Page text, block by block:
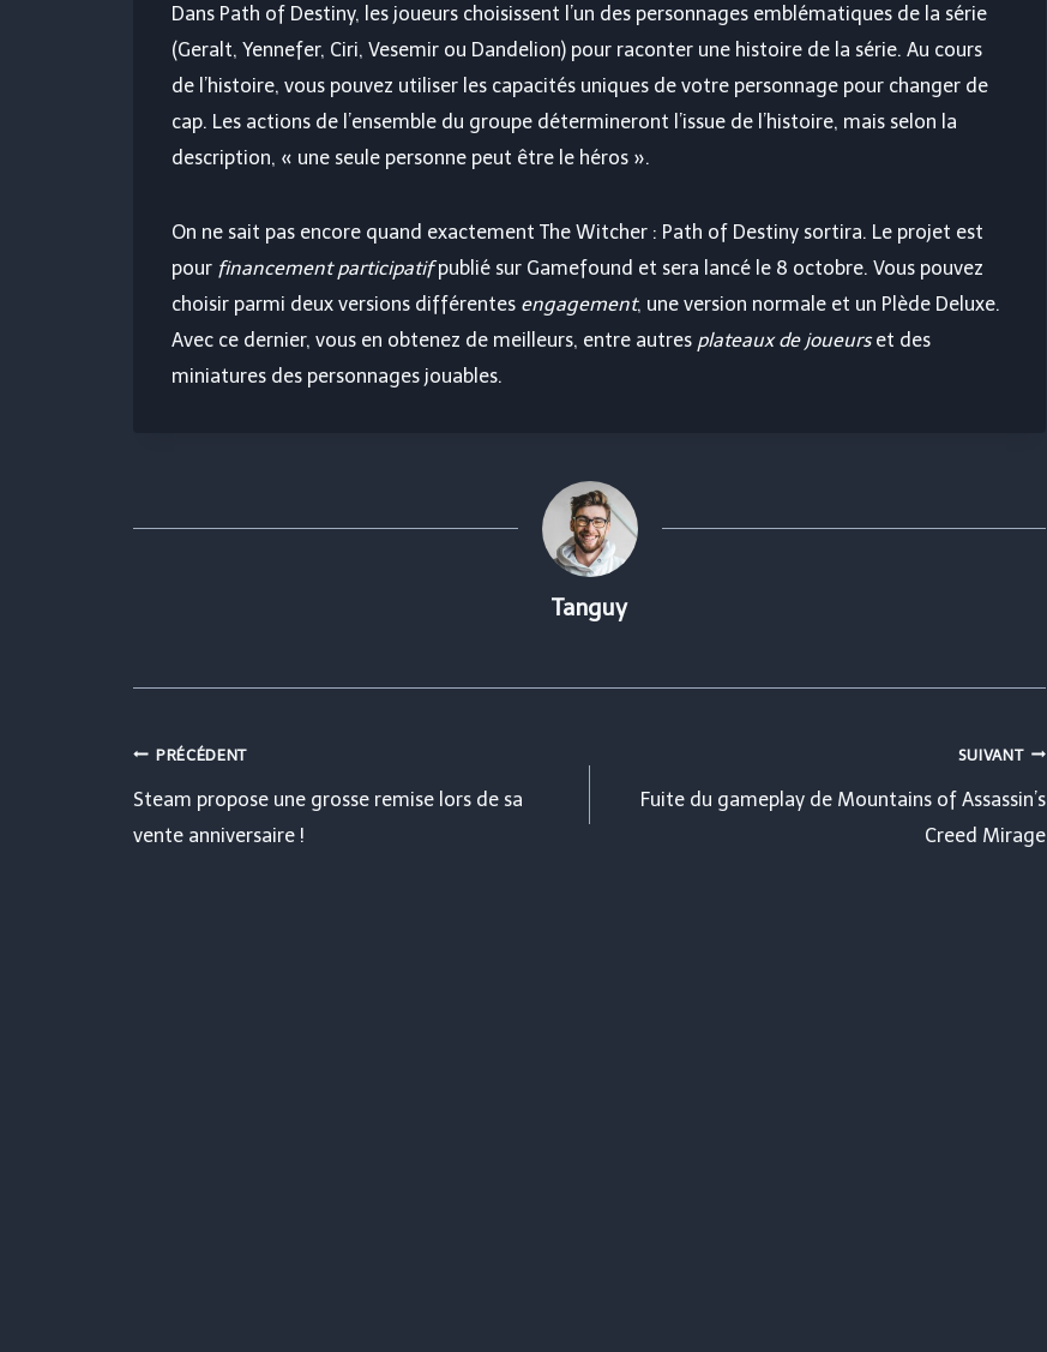
Dans Path of Destiny, les joueurs choisissent l’un des personnages emblématiques de la série
(Geralt, Yennefer, Ciri, Vesemir ou Dandelion) pour raconter une histoire de la série. Au cours
de l’histoire, vous pouvez utiliser les capacités uniques de votre personnage pour changer de
cap. Les actions de l’ensemble du groupe détermineront l’issue de l’histoire, mais selon la
description, « une seule personne peut être le héros ».
On ne sait pas encore quand exactement The Witcher : Path of Destiny sortira. Le projet est
pour financement participatifpublié sur Gamefound et sera lancé le 8 octobre. Vous pouvez
choisir parmi deux versions différentes engagement, une version normale et un Plède Deluxe.
Avec ce dernier, vous en obtenez de meilleurs, entre autres plateaux de joueurset des
miniatures des personnages jouables.
Tanguy
Navigation
de
PRÉCÉDENT
Steam propose une grosse remise lors de sa
vente anniversaire !
SUIVANT
Fuite du gameplay de Mountains of Assassin’s
Creed Mirage